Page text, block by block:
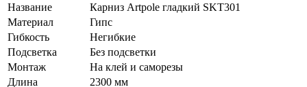
Название
Карниз Artpole гладкий SKT301
Материал
Гипс
Гибкость
Негибкие
Подсветка
Без подсветки
Монтаж
На клей и саморезы
Длина
2300 мм